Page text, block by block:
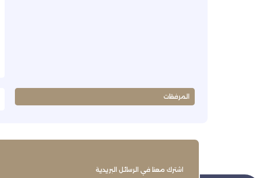
المرفقات
اشترك معنا في الرسائل البريدية